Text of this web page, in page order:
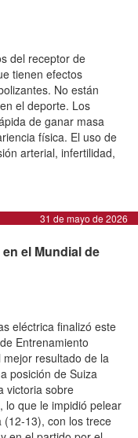
ha sido reelegido de
mandato como
de Deportes de
tras las elecciones
de la FEDDF en
14 de junio de 2026
sustancias químicas
y otros
para uso
Los SARMs se
rápida de ganar masa
la apariencia
lesión hepática,
sexual y riesgo